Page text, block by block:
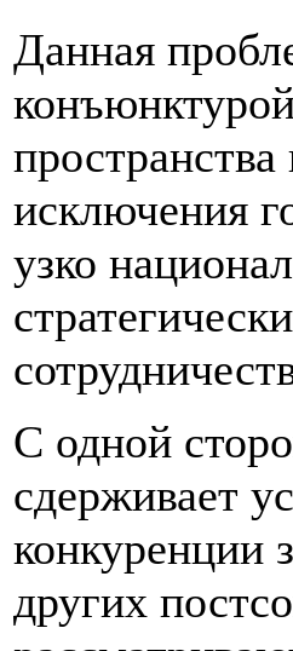
Данная
исключения
узко
С одной
сдерживает
конкуренции
других